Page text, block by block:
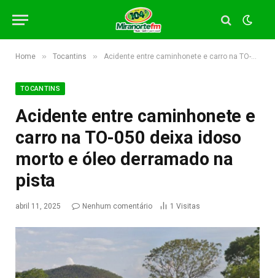
Home » Tocantins » Acidente entre caminhonete e carro na TO-050 deixa idoso morto e óleo derramado na pista
TOCANTINS
Acidente entre caminhonete e
carro na TO-050 deixa idoso
morto e óleo derramado na
pista
abril 11, 2025 Nenhum comentário 1 Visitas